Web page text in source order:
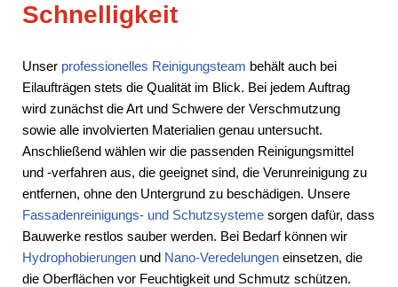
Schnelligkeit
Unser professionelles Reinigungsteam behält auch bei
Eilaufträgen stets die Qualität im Blick. Bei jedem Auftrag
wird zunächst die Art und Schwere der Verschmutzung
sowie alle involvierten Materialien genau untersucht.
Anschließend wählen wir die passenden Reinigungsmittel
und -verfahren aus, die geeignet sind, die Verunreinigung zu
entfernen, ohne den Untergrund zu beschädigen. Unsere
Fassadenreinigungs- und Schutzsysteme sorgen dafür, dass
Bauwerke restlos sauber werden. Bei Bedarf können wir
Hydrophobierungen und Nano-Veredelungen einsetzen, die
die Oberflächen vor Feuchtigkeit und Schmutz schützen.